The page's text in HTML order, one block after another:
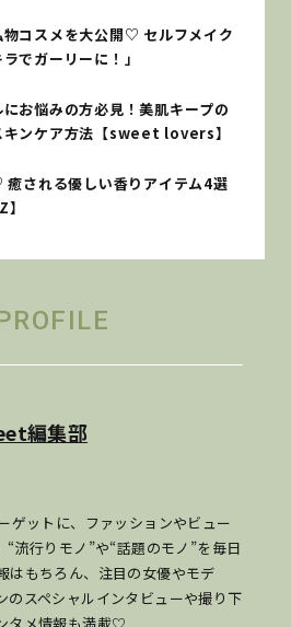
物コスメを大公開♡ セルフメイク
でガーリーに！」
お悩みの方必見！美肌キープの
キンケア方法【sweet lovers】
される優しい香りアイテム4選
編集部
ゲットに、ファッションやビュー
“流行りモノ”や“話題のモノ”を毎日
はもちろん、注目の女優やモデ
のスペシャルインタビューや撮り下
タメ情報も満載♡